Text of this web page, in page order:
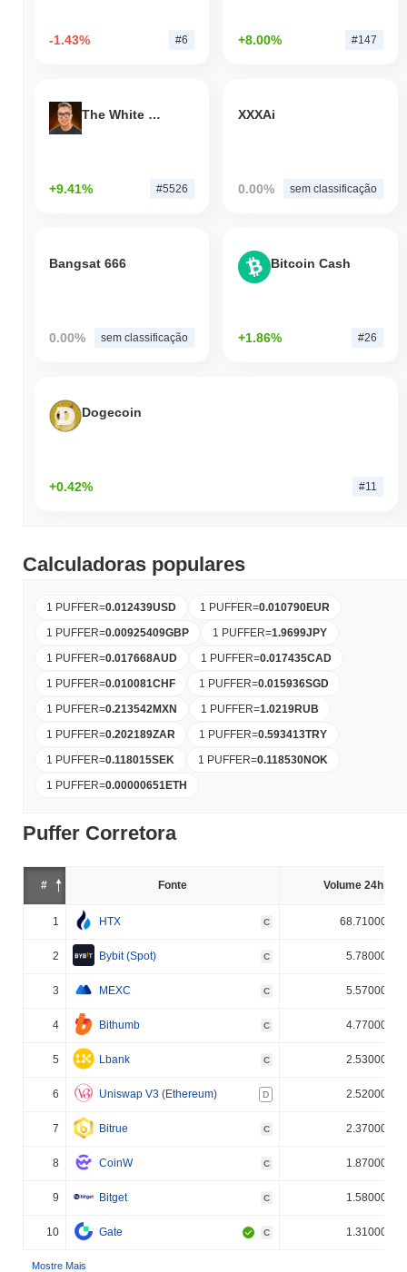
-1.43% #6 +8.00% #147
The White Bull
+9.41% #5526
XXXAi
0.00% sem classificação
Bangsat 666
0.00% sem classificação
Bitcoin Cash
+1.86% #26
Dogecoin
+0.42% #11
Calculadoras populares
1 PUFFER=0.012439USD 1 PUFFER=0.010790EUR
1 PUFFER=0.00925409GBP 1 PUFFER=1.9699JPY
1 PUFFER=0.017668AUD 1 PUFFER=0.017435CAD
1 PUFFER=0.010081CHF 1 PUFFER=0.015936SGD
1 PUFFER=0.213542MXN 1 PUFFER=1.0219RUB
1 PUFFER=0.202189ZAR 1 PUFFER=0.593413TRY
1 PUFFER=0.118015SEK 1 PUFFER=0.118530NOK
1 PUFFER=0.00000651ETH
Puffer Corretora
# Fonte Volume 24h (%)
1 HTX C 68.710000%
2 Bybit (Spot) C 5.780000%
3 MEXC C 5.570000%
4 Bithumb C 4.770000%
5 Lbank C 2.530000%
6 Uniswap V3 (Ethereum) D 2.520000%
7 Bitrue C 2.370000%
8 CoinW C 1.870000%
9 Bitget C 1.580000%
10 Gate C 1.310000%
Mostre Mais